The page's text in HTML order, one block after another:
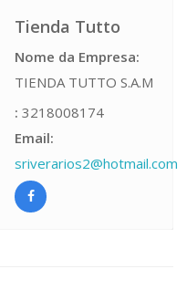
Tienda Tutto
Nome da Empresa:
TIENDA TUTTO S.A.M
: 3218008174
Email:
sriverarios2@hotmail.com